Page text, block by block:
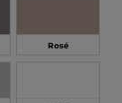
Rosé